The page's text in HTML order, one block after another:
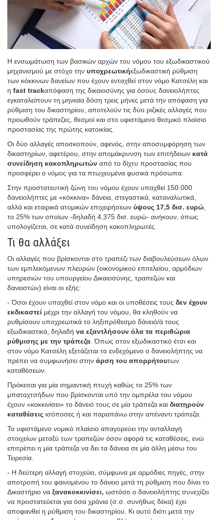
Η ενσωμάτωση των βασικών αρχών του νόμου του εξωδικαστικού
μηχανισμού με στόχο την υποχρεωτικήεξωδικαστική ρύθμιση
των κόκκινων δανείων που έχουν ενταχθεί στον νόμο Κατσέλη και
η fast trackαπόφαση της δικαιοσύνης για όσους δανειολήπτες
εγκαταλείπουν τη μηνιαία δόση τρεις μήνες μετά την απόφαση για
ρύθμιση του δικαστηρίου, αποτελούν τις δύο ριζικές αλλαγές που
προωθούν τράπεζες, θεσμοί και στο υφιστάμενο θεσμικό πλαίσιο
προστασίας της πρώτης κατοικίας.
Οι δύο αλλαγές αποσκοπούν, αφενός, στην αποσυμφόρηση των
δικαστηρίων, αφετέρου, στην απομάκρυνση των επιτήδειων κατά
συνείδηση κακοπληρωτών από το δίχτυ προστασίας που
προσφέρει ο νόμος για τα πτωχευμένα φυσικά πρόσωπα.
Στην προστατευτική ζώνη του νόμου έχουν υπαχθεί 150.000
δανειολήπτες με «κόκκινα» δάνεια, στεγαστικά, καταναλωτικά,
αλλά και εταιρικά ατομικών επιχειρήσεων ύψους 17,5 δισ. ευρώ
το 25% των οποίων -δηλαδή 4,375 δισ. ευρώ- ανήκουν, όπως
υπολογίζεται, σε κατά συνείδηση κακοπληρωτές.
Τι θα αλλάξει
Οι αλλαγές που βρίσκονται στο τραπέζι των διαβουλεύσεων όλων
των εμπλεκόμενων πλευρών (οικονομικού επιτελείου, αρμόδιων
υπηρεσιών του υπουργείου Δικαιοσύνης, τραπεζών και
δανειστών) είναι οι εξής:
- Όσοι έχουν υπαχθεί στον νόμο και οι υποθέσεις τους δεν έχουν
εκδικαστεί μέχρι την αλλαγή του νόμου, θα κληθούν να
ρυθμίσουν υποχρεωτικά το ληξιπρόθεσμο δάνειό/ά τους
εξωδικαστικά, δηλαδή να εξαντλήσουν όλα τα περιθώρια
ρύθμισης με την τράπεζα . Όπως στον εξωδικαστικό έτσι και
στον νόμο Κατσέλη εξετάζεται το ενδεχόμενο ο δανειολήπτης να
πρέπει να συμφωνήσει στην άρση του απορρήτουτων
καταθέσεων.
Πρόκειται για μία σημαντική πτυχή καθώς το 25% των
μπαταχτσήδων που βρίσκονται υπό την ομπρέλα του νόμου
έχουν «κοκκινίσει» το δάνειό τους σε μία τράπεζα και διατηρούν
καταθέσεις ισόποσες ή και παραπάνω στην απέναντι τράπεζα.
Το υφιστάμενο νομικό πλαίσιο απαγορεύει την ανταλλαγή
στοιχείων μεταξύ των τραπεζών όσον αφορά τις καταθέσεις, ενώ
επιτρέπει η μία τράπεζα να δει τα δάνεια σε μία άλλη μέσω του
Τειρεσία.
- Η δεύτερη αλλαγή στοχεύει, σύμφωνα με αρμόδιες πηγές, στην
αποτροπή του φαινομένου το δάνειο μετά τη ρύθμιση που δίνει το
Δικαστήριο να ξανακοκκινίσει, ωστόσο ο δανειολήπτης συνεχίζει
να προστατεύεται για όσα χρόνια (σ.σ. συνήθως δέκα) έχει
αποφανθεί η ρύθμιση του δικαστηρίου. Κι αυτό διότι μετά την